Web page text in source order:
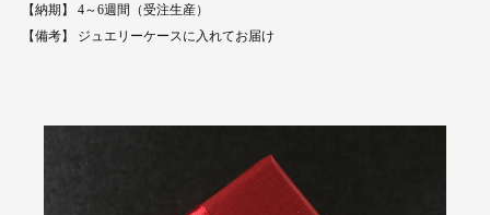
【納期】 4～6週間（受注生産）
【備考】 ジュエリーケースに入れてお届け